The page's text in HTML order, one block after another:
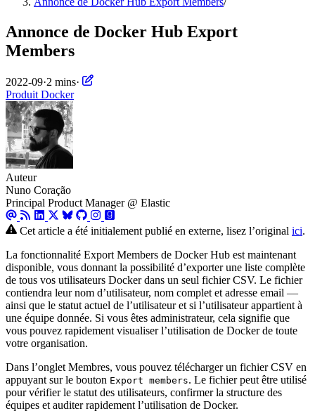
Annonce de Docker Hub Export
Members
2022-09·2 mins·
Produit Docker
Auteur
Nuno Coração
Principal Product Manager @ Elastic
Cet article a été initialement publié en externe, lisez l’original ici.
La fonctionnalité Export Members de Docker Hub est maintenant
disponible, vous donnant la possibilité d’exporter une liste complète
de tous vos utilisateurs Docker dans un seul fichier CSV. Le fichier
contiendra leur nom d’utilisateur, nom complet et adresse email —
ainsi que le statut actuel de l’utilisateur et si l’utilisateur appartient à
une équipe donnée. Si vous êtes administrateur, cela signifie que
vous pouvez rapidement visualiser l’utilisation de Docker de toute
votre organisation.
Dans l’onglet Membres, vous pouvez télécharger un fichier CSV en
appuyant sur le bouton Export members. Le fichier peut être utilisé
pour vérifier le statut des utilisateurs, confirmer la structure des
équipes et auditer rapidement l’utilisation de Docker.